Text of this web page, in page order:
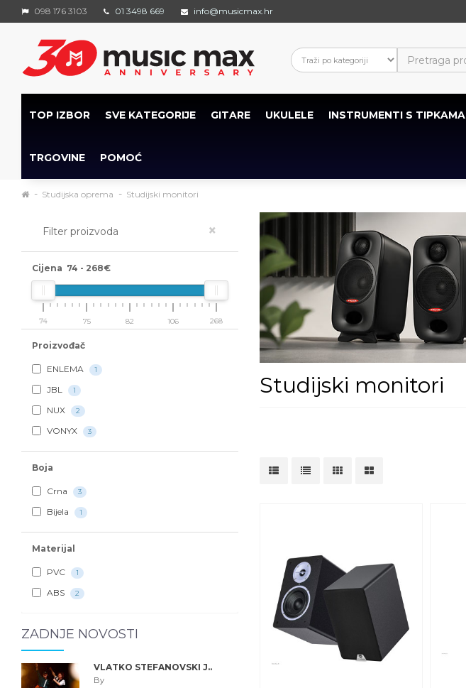
098 176 3103 01 3498 669 info@musicmax.hr
TOP IZBOR SVE KATEGORIJE GITARE UKULELE INSTRUMENTI S TIPKAMA
TRGOVINE POMOĆ
Studijska oprema Studijski monitori
Filter proizvoda ×
Cijena 74 - 268€
74 75 82 106 268
Proizvođač
ENLEMA 1
JBL 1
NUX 2
VONYX 3
Boja
Crna 3
Bijela 1
Materijal
PVC 1
ABS 2
ZADNJE NOVOSTI
VLATKO STEFANOVSKI J..
By
Studijski monitori